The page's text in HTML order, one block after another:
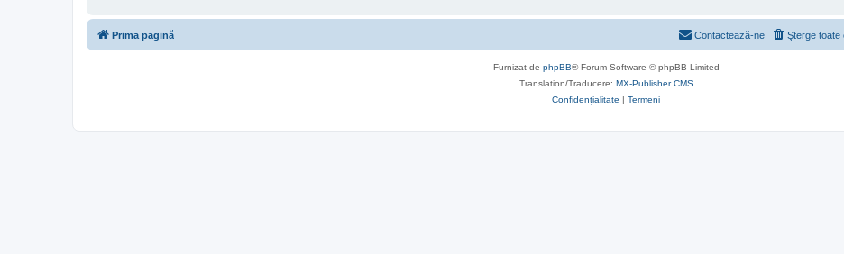
Prima pagină Şterge toate
Contactează-ne
Furnizat de phpBB® Forum Software © phpBB Limited
Translation/Traducere: MX-Publisher CMS
Confidențialitate | Termeni